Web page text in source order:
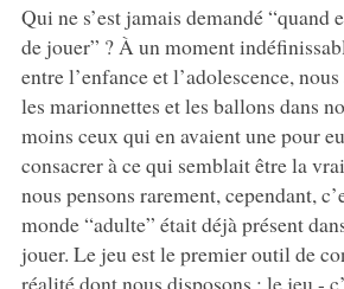
Qui ne s’est jamais demandé “quand
de jouer” ? À un moment
entre l’enfance et l’adolescence,
les marionnettes et les ballons dans
moins ceux qui en avaient une pour
consacrer à ce qui semblait être la
nous pensons rarement, cependant,
monde “adulte” était déjà présent
jouer. Le jeu est le premier outil de
réalité dont nous disposons ; le jeu -